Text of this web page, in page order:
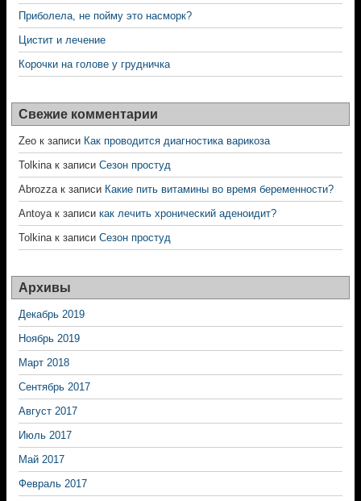
Приболела, не пойму это насморк?
Цистит и лечение
Корочки на голове у грудничка
Свежие комментарии
Zeo к записи Как проводится диагностика варикоза
Tolkinaк записи Сезон простуд
Abrozzaк записи Какие пить витамины во время беременности?
Antoyaк записи как лечить хронический аденоидит?
Tolkinaк записи Сезон простуд
Архивы
Декабрь 2019
Ноябрь 2019
Март 2018
Сентябрь 2017
Август 2017
Июль 2017
Май 2017
Февраль 2017